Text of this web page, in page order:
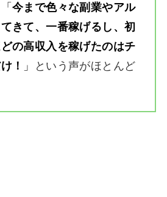
「今まで色々な副業やアル
きて、一番稼げるし、初
の高収入を稼げたのはチ
！
」
という声がほとんど